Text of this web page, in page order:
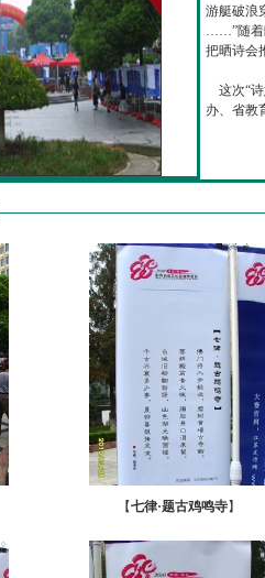
游艇破浪
……”随着
把晒诗会
这次“诗
办、省教
【七律·题古鸡鸣寺】